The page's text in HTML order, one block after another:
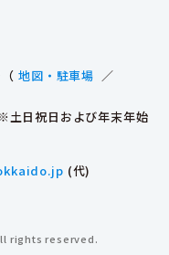
地図・駐車場 ／
日祝日および年末年始
(代)
rights reserved.